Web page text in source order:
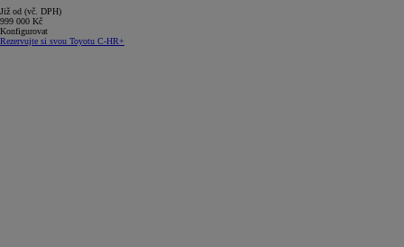
Již od (vč. DPH)
999 000 Kč
Konfigurovat
Rezervujte si svou Toyotu C-HR+